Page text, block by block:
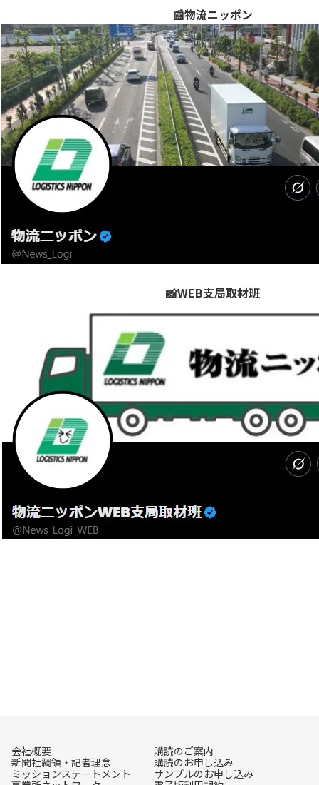
📰物流ニッポン
📸WEB支局取材班
会社概要
新聞社綱領・記者理念
ミッションステートメント
購読のご案内
購読のお申し込み
サンプルのお申し込み